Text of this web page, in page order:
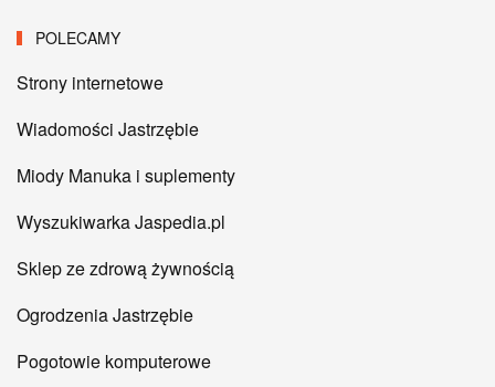
POLECAMY
Strony internetowe
Wiadomości Jastrzębie
Miody Manuka i suplementy
Wyszukiwarka Jaspedia.pl
Sklep ze zdrową żywnością
Ogrodzenia Jastrzębie
Pogotowie komputerowe